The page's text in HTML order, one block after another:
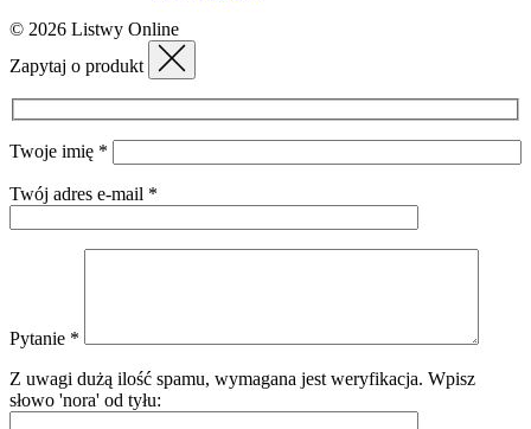
© 2026 Listwy Online
Zapytaj o produkt
Twoje imię *
Twój adres e-mail *
Pytanie *
Z uwagi dużą ilość spamu, wymagana jest weryfikacja. Wpisz
słowo 'nora' od tyłu: